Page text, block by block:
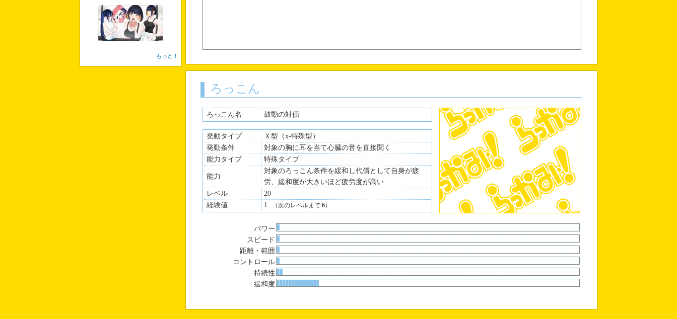
ろっこん
ろっこん名 鼓動の対価
発動タイプ
Ｘ型（x-特殊型）
発動条件
対象の胸に耳を当て心臓の音を直接聞く
能力タイプ
特殊タイプ
能力
対象のろっこん条件を緩和し代償として自身が疲
労、緩和度が大きいほど疲労度が高い
レベル
20
経験値
1 （次のレベルまで 6）
パワー
スピード
距離・範囲
コントロール
持続性
緩和度
もっと！